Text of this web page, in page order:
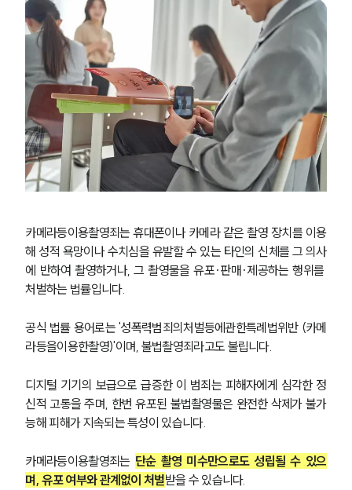
카메라등이용촬영죄는 휴대폰이나 카메라 같은 촬영 장치를 이용
해 성적 욕망이나 수치심을 유발할 수 있는 타인의 신체를 그 의사
에 반하여 촬영하거나, 그 촬영물을 유포·판매·제공하는 행위를
처벌하는 법률입니다.
공식 법률 용어로는 '성폭력범죄의처벌등에관한특례법위반 (카메
라등을이용한촬영)'이며, 불법촬영죄라고도 불립니다.
디지털 기기의 보급으로 급증한 이 범죄는 피해자에게 심각한 정
신적 고통을 주며, 한번 유포된 불법촬영물은 완전한 삭제가 불가
능해 피해가 지속되는 특성이 있습니다.
카메라등이용촬영죄는 단순 촬영 미수만으로도 성립될 수 있으
며, 유포 여부와 관계없이 처벌받을 수 있습니다.